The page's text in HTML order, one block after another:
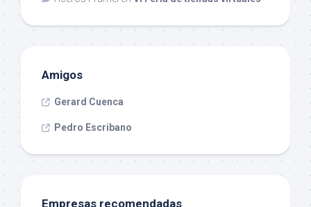
Amigos
Gerard Cuenca
Pedro Escribano
Empresas recomendadas